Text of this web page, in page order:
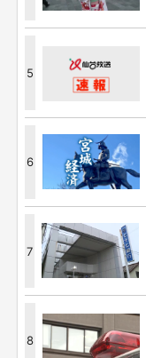
5
6
7
8